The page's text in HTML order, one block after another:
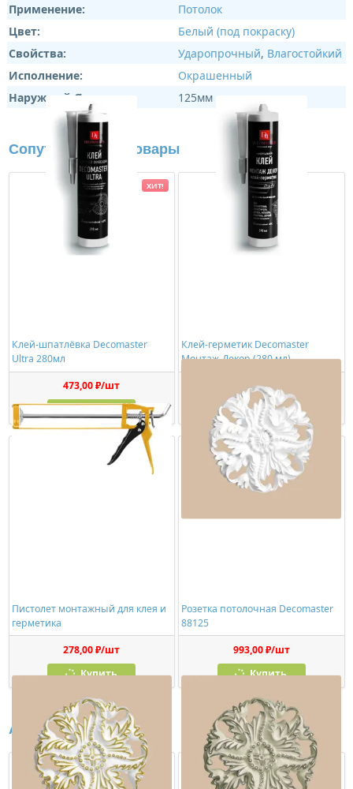
Применение:
Потолок
Цвет:
Белый (под покраску)
Свойства:
Ударопрочный, Влагостойкий
Исполнение:
Окрашенный
Наружный Ø:
125мм
Сопутствующие товары
Клей-шпатлёвка Decomaster
Ultra 280мл
473,00 ₽/шт
Купить
ХИТ!
Клей-герметик Decomaster
Монтаж-Декор (280 мл)
1150,00 ₽/шт
Купить
Пистолет монтажный для клея и
герметика
278,00 ₽/шт
Купить
Розетка потолочная Decomaster
88125
993,00 ₽/шт
Купить
Аналоги